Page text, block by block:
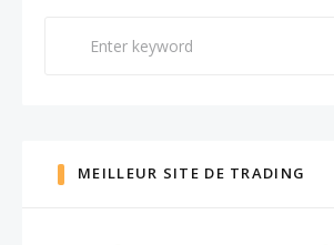
MEILLEUR SITE DE TRADING